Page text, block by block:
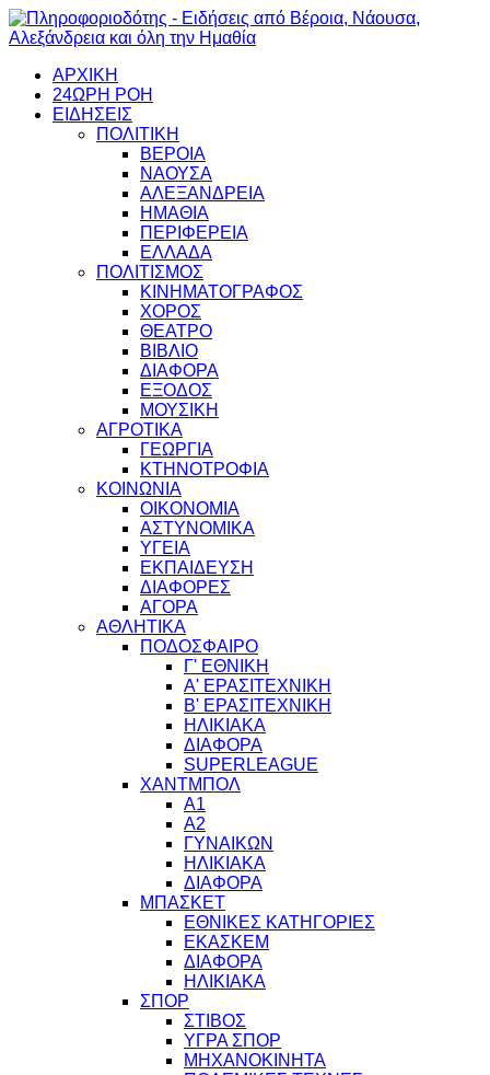
ΑΡΧΙΚΗ
24ΩΡΗ ΡΟΗ
ΕΙΔΗΣΕΙΣ
ΠΟΛΙΤΙΚΗ
ΒΕΡΟΙΑ
ΝΑΟΥΣΑ
ΑΛΕΞΑΝΔΡΕΙΑ
ΗΜΑΘΙΑ
ΠΕΡΙΦΕΡΕΙΑ
ΕΛΛΑΔΑ
ΠΟΛΙΤΙΣΜΟΣ
ΚΙΝΗΜΑΤΟΓΡΑΦΟΣ
ΧΟΡΟΣ
ΘΕΑΤΡΟ
ΒΙΒΛΙΟ
ΔΙΑΦΟΡΑ
ΕΞΟΔΟΣ
ΜΟΥΣΙΚΗ
ΑΓΡΟΤΙΚΑ
ΓΕΩΡΓΙΑ
ΚΤΗΝΟΤΡΟΦΙΑ
ΚΟΙΝΩΝΙΑ
ΟΙΚΟΝΟΜΙΑ
ΑΣΤΥΝΟΜΙΚΑ
ΥΓΕΙΑ
ΕΚΠΑΙΔΕΥΣΗ
ΔΙΑΦΟΡΕΣ
ΑΓΟΡΑ
ΑΘΛΗΤΙΚΑ
ΠΟΔΟΣΦΑΙΡΟ
Γ' ΕΘΝΙΚΗ
Α' ΕΡΑΣΙΤΕΧΝΙΚΗ
Β' ΕΡΑΣΙΤΕΧΝΙΚΗ
ΗΛΙΚΙΑΚΑ
ΔΙΑΦΟΡΑ
SUPERLEAGUE
ΧΑΝΤΜΠΟΛ
Α1
Α2
ΓΥΝΑΙΚΩΝ
ΗΛΙΚΙΑΚΑ
ΔΙΑΦΟΡΑ
ΜΠΑΣΚΕΤ
ΕΘΝΙΚΕΣ ΚΑΤΗΓΟΡΙΕΣ
ΕΚΑΣΚΕΜ
ΔΙΑΦΟΡΑ
ΗΛΙΚΙΑΚΑ
ΣΠΟΡ
ΣΤΙΒΟΣ
ΥΓΡΑ ΣΠΟΡ
ΜΗΧΑΝΟΚΙΝΗΤΑ